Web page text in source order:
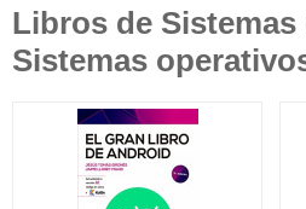
Libros de
Sistemas